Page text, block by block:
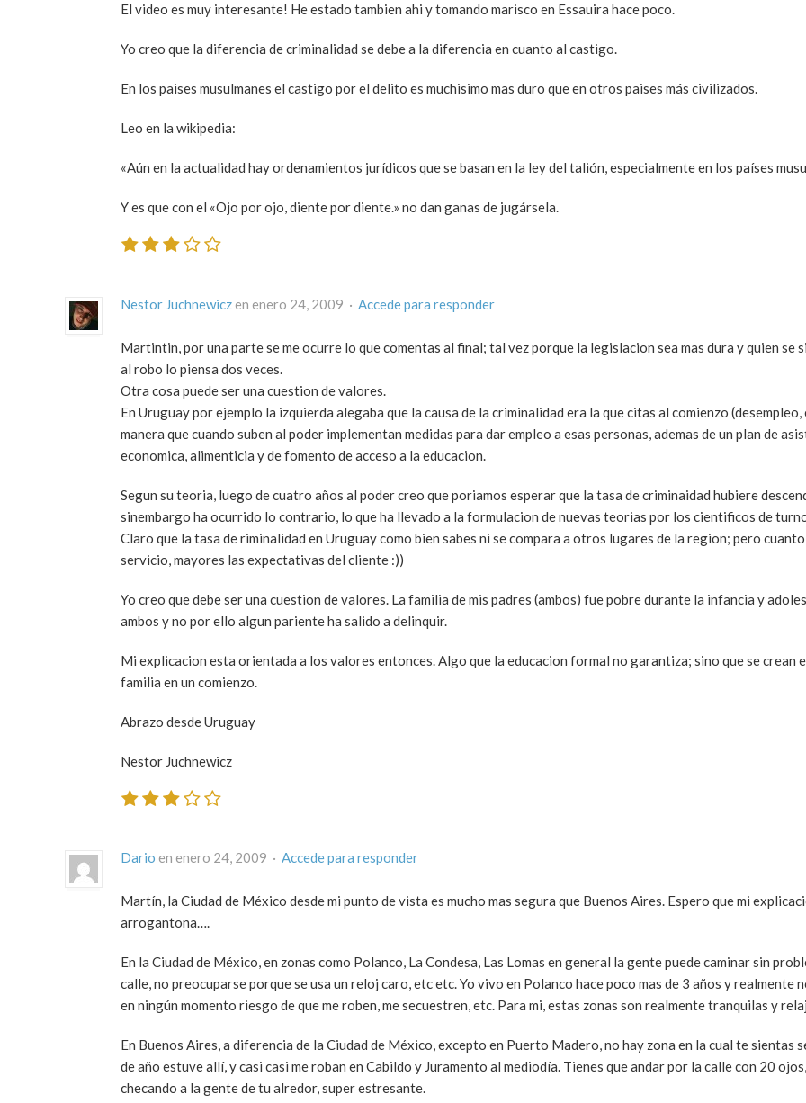
El video es muy interesante! He estado tambien ahi y tomando marisco en Essauira hace poco.
Yo creo que la diferencia de criminalidad se debe a la diferencia en cuanto al castigo.
En los paises musulmanes el castigo por el delito es muchisimo mas duro que en otros paises más civilizados.
Leo en la wikipedia:
«Aún en la actualidad hay ordenamientos jurídicos que se basan en la ley del talión, especialmente en los países
Y es que con el «Ojo por ojo, diente por diente.» no dan ganas de jugársela.
Nestor Juchnewicz en enero 24, 2009 · Accede para responder
Martintin, por una parte se me ocurre lo que comentas al final; tal vez porque la legislacion sea mas dura y quien se
al robo lo piensa dos veces.
Otra cosa puede ser una cuestion de valores.
En Uruguay por ejemplo la izquierda alegaba que la causa de la criminalidad era la que citas al comienzo (desempleo,
manera que cuando suben al poder implementan medidas para dar empleo a esas personas, ademas de un plan de
economica, alimenticia y de fomento de acceso a la educacion.
Segun su teoria, luego de cuatro años al poder creo que poriamos esperar que la tasa de criminaidad hubiere
sinembargo ha ocurrido lo contrario, lo que ha llevado a la formulacion de nuevas teorias por los cientificos de
Claro que la tasa de riminalidad en Uruguay como bien sabes ni se compara a otros lugares de la region; pero
servicio, mayores las expectativas del cliente :))
Yo creo que debe ser una cuestion de valores. La familia de mis padres (ambos) fue pobre durante la infancia y
ambos y no por ello algun pariente ha salido a delinquir.
Mi explicacion esta orientada a los valores entonces. Algo que la educacion formal no garantiza; sino que se crean
familia en un comienzo.
Abrazo desde Uruguay
Nestor Juchnewicz
Dario en enero 24, 2009 · Accede para responder
Martín, la Ciudad de México desde mi punto de vista es mucho mas segura que Buenos Aires. Espero que mi
arrogantona….
En la Ciudad de México, en zonas como Polanco, La Condesa, Las Lomas en general la gente puede caminar sin
calle, no preocuparse porque se usa un reloj caro, etc etc. Yo vivo en Polanco hace poco mas de 3 años y realmente
en ningún momento riesgo de que me roben, me secuestren, etc. Para mi, estas zonas son realmente tranquilas y
En Buenos Aires, a diferencia de la Ciudad de México, excepto en Puerto Madero, no hay zona en la cual te sientas
de año estuve allí, y casi casi me roban en Cabildo y Juramento al mediodía. Tienes que andar por la calle con 20
checando a la gente de tu alredor, super estresante.